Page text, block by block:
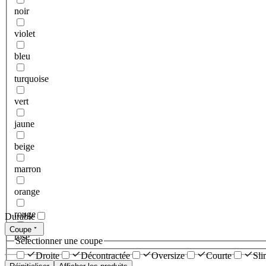
noir
violet
bleu
turquoise
vert
jaune
beige
marron
orange
rouge
rose
Durable
Coupe
Sélectionner une coupe
Droite
Décontractée Oversize Courte